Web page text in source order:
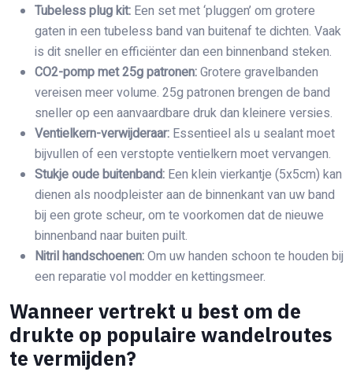
Tubeless plug kit: Een set met ‘pluggen’ om grotere
gaten in een tubeless band van buitenaf te dichten. Vaak
is dit sneller en efficiënter dan een binnenband steken.
CO2-pomp met 25g patronen:Grotere gravelbanden
vereisen meer volume. 25g patronen brengen de band
sneller op een aanvaardbare druk dan kleinere versies.
Ventielkern-verwijderaar: Essentieel als u sealant moet
bijvullen of een verstopte ventielkern moet vervangen.
Stukje oude buitenband: Een klein vierkantje (5x5cm) kan
dienen als noodpleister aan de binnenkant van uw band
bij een grote scheur, om te voorkomen dat de nieuwe
binnenband naar buiten puilt.
Nitril handschoenen:Om uw handen schoon te houden bij
een reparatie vol modder en kettingsmeer.
Wanneer vertrekt u best om de
drukte op populaire wandelroutes
te vermijden?